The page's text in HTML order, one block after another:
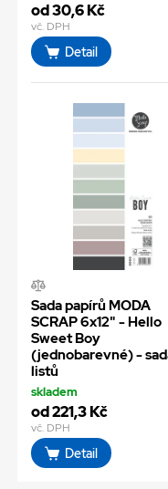
od 30,6 Kč
vč. DPH
Detail
Sada papírů MODA
SCRAP 6x12" - Hello
Sweet Boy
(jednobarevné) -
listů
skladem
od 221,3 Kč
vč. DPH
Detail